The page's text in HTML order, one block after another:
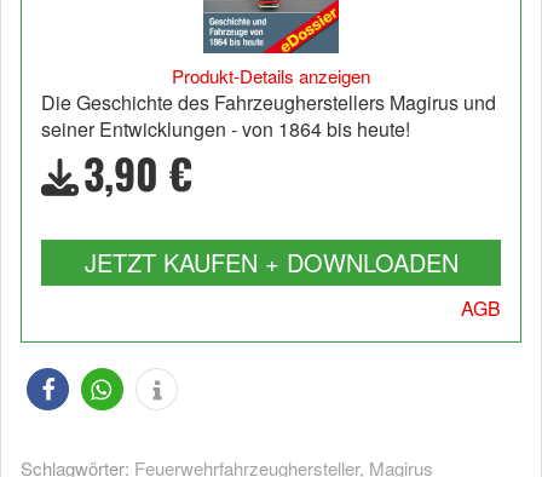
Produkt-Details anzeigen
Die Geschichte des Fahrzeugherstellers Magirus und
seiner Entwicklungen - von 1864 bis heute!
3,90 €
JETZT KAUFEN + DOWNLOADEN
AGB
Schlagwörter: Feuerwehrfahrzeughersteller, Magirus